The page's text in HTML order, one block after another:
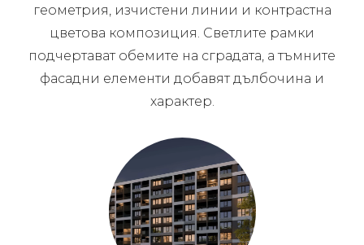
геометрия, изчистени линии и контрастна
цветова композиция. Светлите рамки
подчертават обемите на сградата, а тъмните
фасадни елементи добавят дълбочина и
характер.